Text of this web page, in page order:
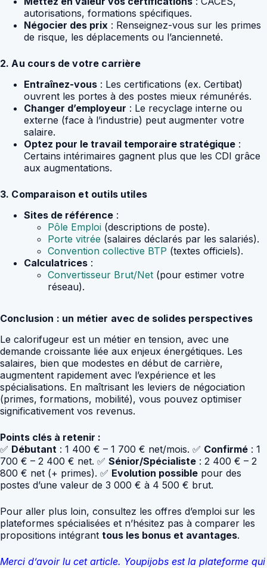
autorisations, formations spécifiques.
Négocier des prix : Renseignez-vous sur les primes
de risque, les déplacements ou l’ancienneté.
2. Au cours de votre carrière
Entraînez-vous : Les certifications (ex. Certibat)
ouvrent les portes à des postes mieux rémunérés.
Changer d’employeur : Le recyclage interne ou
externe (face à l’industrie) peut augmenter votre
salaire.
Optez pour le travail temporaire stratégique :
Certains intérimaires gagnent plus que les CDI grâce
aux augmentations.
3. Comparaison et outils utiles
Sites de référence :
Pôle Emploi (descriptions de poste).
Porte vitrée (salaires déclarés par les salariés).
Convention collective BTP (textes officiels).
Calculatrices :
Convertisseur Brut/Net (pour estimer votre
réseau).
Conclusion : un métier avec de solides perspectives
Le calorifugeur est un métier en tension, avec une
demande croissante liée aux enjeux énergétiques. Les
salaires, bien que modestes en début de carrière,
augmentent rapidement avec l’expérience et les
spécialisations. En maîtrisant les leviers de négociation
(primes, formations, mobilité), vous pouvez optimiser
significativement vos revenus.
Points clés à retenir :
✅ Débutant : 1 400 € – 1 700 € net/mois. ✅ Confirmé : 1
700 € – 2 400 € net. ✅ Sénior/Spécialiste : 2 400 € – 2
800 € net (+ primes). ✅ Evolution possible pour des
postes d’une valeur de 3 000 € à 4 500 € brut.
Pour aller plus loin, consultez les offres d’emploi sur les
plateformes spécialisées et n’hésitez pas à comparer les
propositions intégrant tous les bonus et avantages.
Merci d’avoir lu cet article. Youpijobs est la plateforme qui